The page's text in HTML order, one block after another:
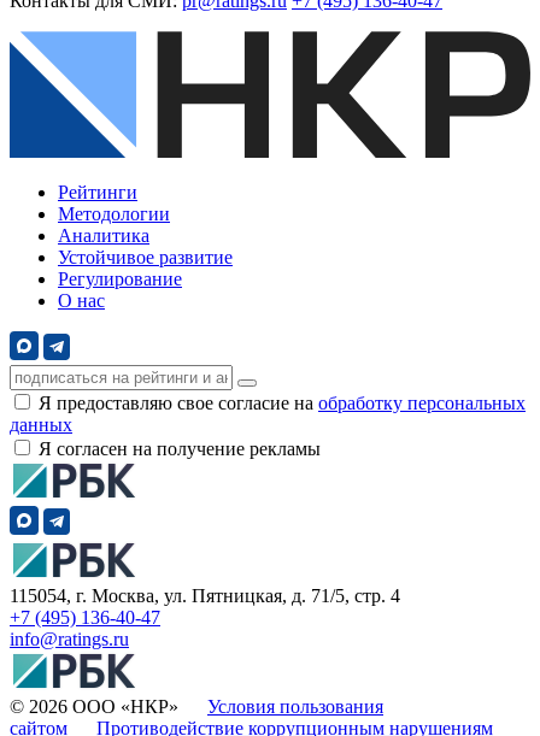
Рейтинги
Методологии
Аналитика
Устойчивое развитие
Регулирование
О нас
Я предоставляю свое согласие на обработку персональных
данных
Я согласен на получение рекламы
115054, г. Москва, ул. Пятницкая, д. 71/5, стр. 4
+7 (495) 136-40-47
info@ratings.ru
© 2026 ООО «НКР» Условия пользования
сайтом
Противодействие коррупционным нарушениям